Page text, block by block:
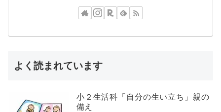
よく読まれています
小２生活科「自分の生い立ち」親の
備え